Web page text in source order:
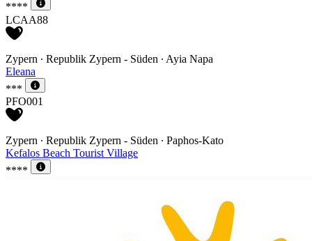
****
LCAA88
Zypern ∙ Republik Zypern - Süden ∙ Ayia Napa
Eleana
***
PFO001
Zypern ∙ Republik Zypern - Süden ∙ Paphos-Kato
Kefalos Beach Tourist Village
****